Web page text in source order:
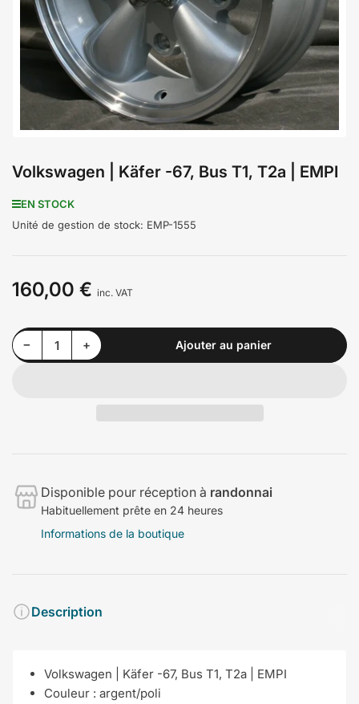
1
en
modal
Volkswagen | Käfer -67, Bus T1, T2a | EMPI
EN STOCK
Unité de gestion de stock: EMP-1555
Prix
160,00 € inc. VAT
−Diminuer la quantité pour Volkswagen | Käfer -67, Bus T1, T2a | EMPI
Quantité +Augmenter la quantité pour Volkswagen | Käfer -67, Bus T1, T2a | EMPI Ajouter au panier
Disponible pour réception à randonnai
Habituellement prête en 24 heures
Informations de la boutique
Description
Volkswagen | Käfer -67, Bus T1, T2a | EMPI
Couleur : argent/poli